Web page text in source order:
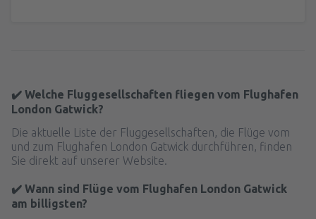
✔️ Welche Fluggesellschaften fliegen vom Flughafen
London Gatwick?
Die aktuelle Liste der Fluggesellschaften, die Flüge vom
und zum Flughafen London Gatwick durchführen, finden
Sie direkt auf unserer Website.
✔️ Wann sind Flüge vom Flughafen London Gatwick
am billigsten?